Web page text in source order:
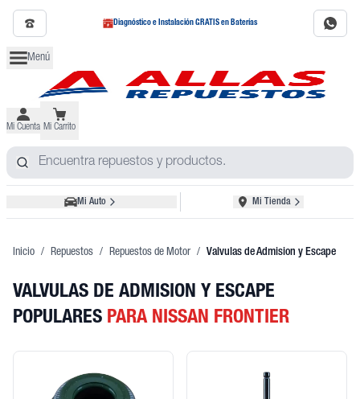
Diagnóstico e Instalación GRATIS en Baterías
Menú
Mi Cuenta Mi Carrito
Mi Auto Mi Tienda
Inicio / Repuestos / Repuestos de Motor / Valvulas de Admision y Escape
VALVULAS DE ADMISION Y ESCAPE
POPULARES PARA NISSAN FRONTIER